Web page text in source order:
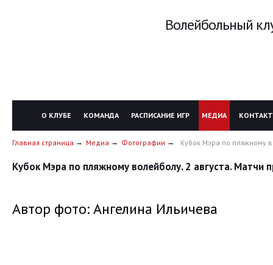
Волейбольный
О КЛУБЕ КОМАНДА РАСПИСАНИЕ ИГР МЕДИА
Главная страница Медиа Фотографии Кубок Мэра по пляжному
Кубок Мэра по пляжному волейболу. 2 августа. Матчи
Автор фото: Ангелина Ильичева